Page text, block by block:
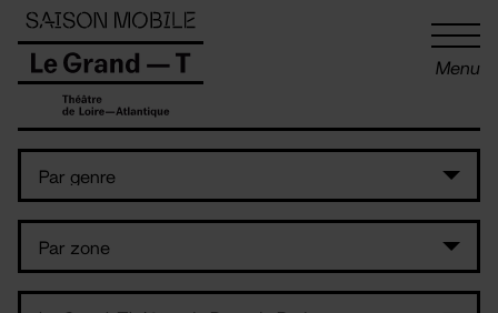
Menu
Panneau de gestion des cookies